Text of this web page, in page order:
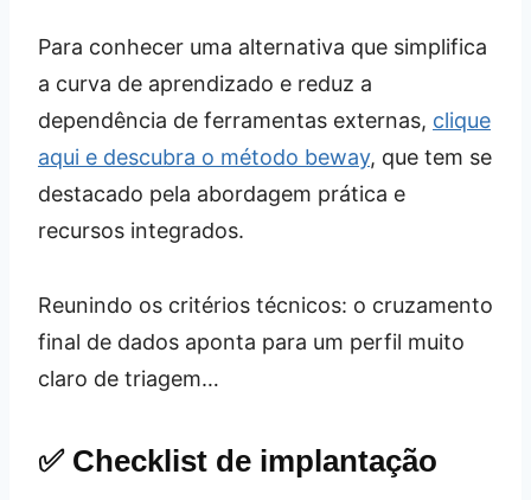
Para conhecer uma alternativa que simplifica
a curva de aprendizado e reduz a
dependência de ferramentas externas, clique
aqui e descubra o método beway, que tem se
destacado pela abordagem prática e
recursos integrados.
Reunindo os critérios técnicos: o cruzamento
final de dados aponta para um perfil muito
claro de triagem…
✅ Checklist de implantação